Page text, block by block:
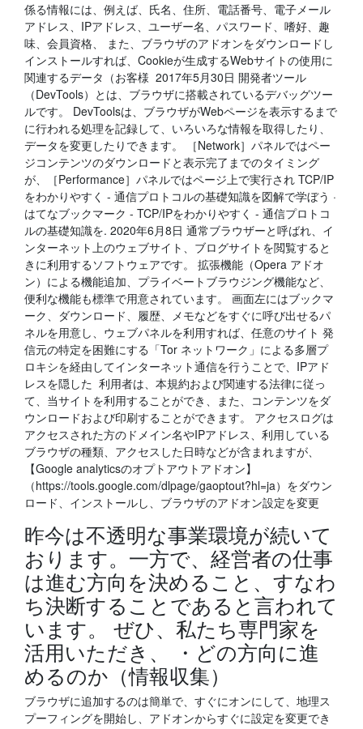
係る情報には、例えば、氏名、住所、電話番号、電子メール
アドレス、IPアドレス、ユーザー名、パスワード、嗜好、趣
味、会員資格、 また、ブラウザのアドオンをダウンロードし
インストールすれば、Cookieが生成するWebサイトの使用に
関連するデータ（お客様 2017年5月30日 開発者ツール
（DevTools）とは、ブラウザに搭載されているデバッグツー
ルです。 DevToolsは、ブラウザがWebページを表示するまで
に行われる処理を記録して、いろいろな情報を取得したり、
データを変更したりできます。 ［Network］パネルではペー
ジコンテンツのダウンロードと表示完了までのタイミング
が、［Performance］パネルではページ上で実行され TCP/IP
をわかりやすく - 通信プロトコルの基礎知識を図解で学ぼう ·
はてなブックマーク - TCP/IPをわかりやすく - 通信プロトコ
ルの基礎知識を. 2020年6月8日 通常ブラウザーと呼ばれ、イ
ンターネット上のウェブサイト、ブログサイトを閲覧すると
きに利用するソフトウェアです。 拡張機能（Opera アドオ
ン）による機能追加、プライベートブラウジング機能など、
便利な機能も標準で用意されています。 画面左にはブックマ
ーク、ダウンロード、履歴、メモなどをすぐに呼び出せるパ
ネルを用意し、ウェブパネルを利用すれば、任意のサイト 発
信元の特定を困難にする「Tor ネットワーク」による多層プ
ロキシを経由してインターネット通信を行うことで、IPアド
レスを隠した 利用者は、本規約および関連する法律に従っ
て、当サイトを利用することができ、また、コンテンツをダ
ウンロードおよび印刷することができます。 アクセスログは
アクセスされた方のドメイン名やIPアドレス、利用している
ブラウザの種類、アクセスした日時などが含まれますが、
【Google analyticsのオプトアウトアドオン】
（https://tools.google.com/dlpage/gaoptout?hl=ja）をダウン
ロード、インストールし、ブラウザのアドオン設定を変更
昨今は不透明な事業環境が続いて
おります。一方で、経営者の仕事
は進む方向を決めること、すなわ
ち決断することであると言われて
います。 ぜひ、私たち専門家を
活用いただき、 ・どの方向に進
めるのか（情報収集）
ブラウザに追加するのは簡単で、すぐにオンにして、地理ス
プーフィングを開始し、アドオンからすぐに設定を変更でき